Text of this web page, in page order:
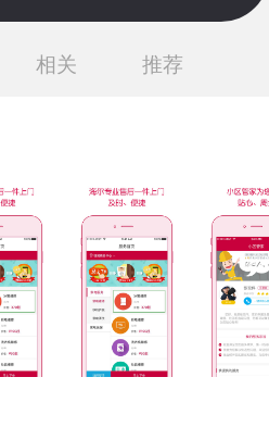
相关 推荐